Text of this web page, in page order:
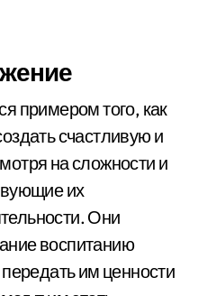
примером того, как
счастливую и
на сложности и
их
Они
воспитанию
им ценности